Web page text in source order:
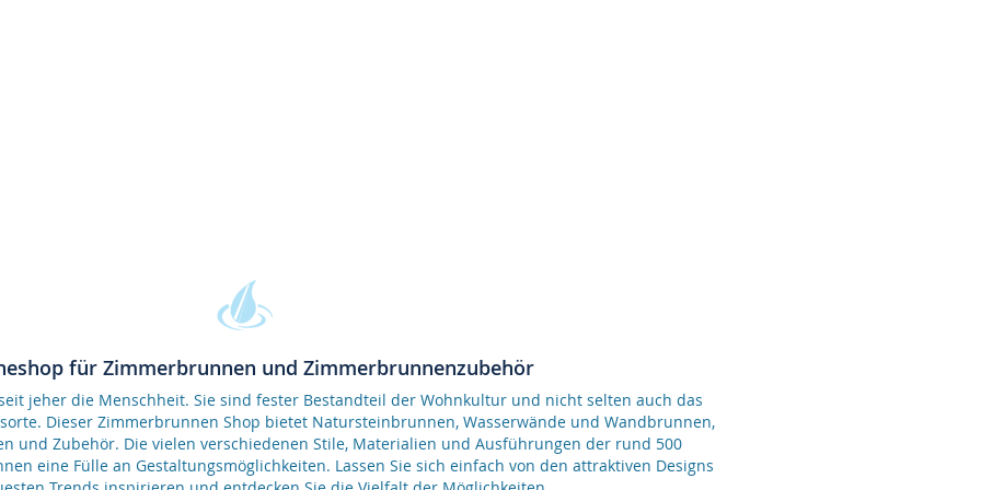
für Zimmerbrunnen und Zimmerbrunnenzubehör
jeher die Menschheit. Sie sind fester Bestandteil der Wohnkultur und nicht selten auch das
Dieser Zimmerbrunnen Shop bietet Natursteinbrunnen, Wasserwände und Wandbrunnen,
und Zubehör. Die vielen verschiedenen Stile, Materialien und Ausführungen der rund 500
eine Fülle an Gestaltungsmöglichkeiten. Lassen Sie sich einfach von den attraktiven Designs